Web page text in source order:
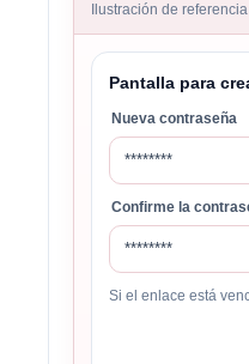
Ilustración de
Pantalla para
Nueva contraseña
********
Confirme la
********
Si el enlace está